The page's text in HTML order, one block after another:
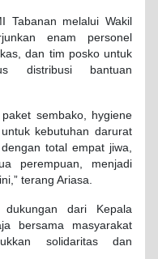
Tabanan melalui Wakil
enam personel
dan tim posko untuk
distribusi bantuan
sembako, hygiene
kebutuhan darurat
total empat jiwa,
perempuan, menjadi
terang Ariasa.
dari Kepala
bersama masyarakat
solidaritas dan